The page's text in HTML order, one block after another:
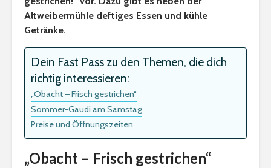
Altweibermühle deftiges Essen und kühle
Getränke.
Dein Fast Pass zu den Themen, die dich
richtig interessieren:
„Obacht – Frisch gestrichen“
Sommer-Gaudi am Samstag
Preise und Öffnungszeiten
„Obacht – Frisch gestrichen“